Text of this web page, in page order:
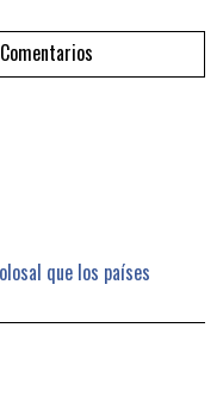
Comentarios
que los países